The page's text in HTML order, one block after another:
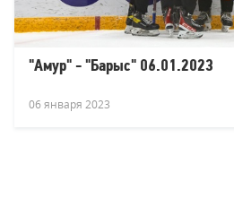
"Амур" - "Барыс" 06.01.2023
06 января 2023